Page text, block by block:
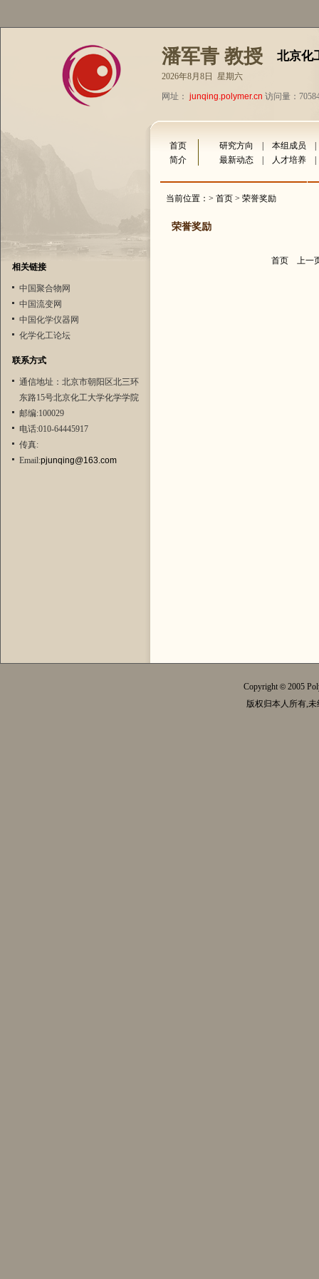
潘军青 教授 北京化
2026年8月8日 星期六
网址： junqing.polymer.cn 访问量：
相关链接
中国聚合物网
中国流变网
中国化学仪器网
化学化工论坛
联系方式
通信地址：北京市朝阳区北三环
东路15号北京化工大学化学学院
邮编:100029
电话:010-64445917
传真:
Email:pjunqing@163.com
首页 研究方向 本组成员
简介
最新动态 人才培养
当前位置：> 首页 > 荣誉奖励
荣誉奖励
首页 上一
Copyright© 2005
版权归本人所有,